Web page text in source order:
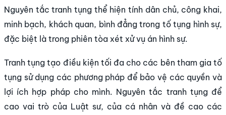
Nguyên tắc tranh tụng thể hiện tính dân chủ, công khai,
minh bạch, khách quan, bình đẳng trong tố tụng hình sự,
đặc biệt là trong phiên tòa xét xử vụ án hình sự.
Tranh tụng tạo điều kiện tối đa cho các bên tham gia tố
tụng sử dụng các phương pháp để bảo vệ các quyền và
lợi ích hợp pháp cho mình. Nguyên tắc tranh tụng để
cao vai trò của Luật sư, của cá nhân và đề cao các